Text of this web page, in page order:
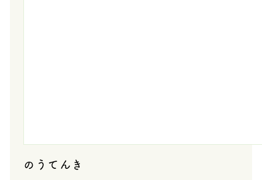
のうてんき